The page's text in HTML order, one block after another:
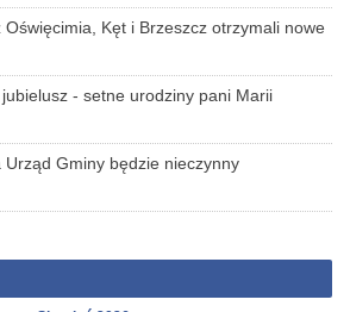
Oświęcimia, Kęt i Brzeszcz otrzymali nowe
- setne urodziny pani Marii
Urząd Gminy będzie nieczynny